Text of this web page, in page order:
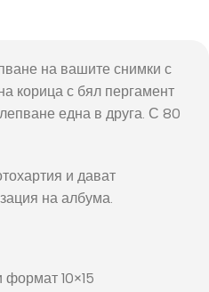
на вашите снимки с
корица с бял пергамент
една в друга. С 80
и дават
на албума.
формат 10×15